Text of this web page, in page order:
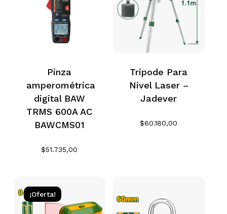
Pinza
amperométrica
digital BAW
TRMS 600A AC
BAWCMS01
$51.735,00
Tripode Para
Nivel Laser –
Jadever
$60.180,00
¡Oferta!